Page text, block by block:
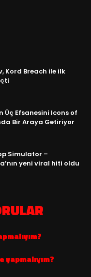
Kord Breach ile ilk
Üç Efsanesini Icons of
Bir Araya Getiriyor
Simulator –
yeni viral hiti oldu